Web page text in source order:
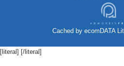
Cached by ecomDATA
[literal] [/literal]